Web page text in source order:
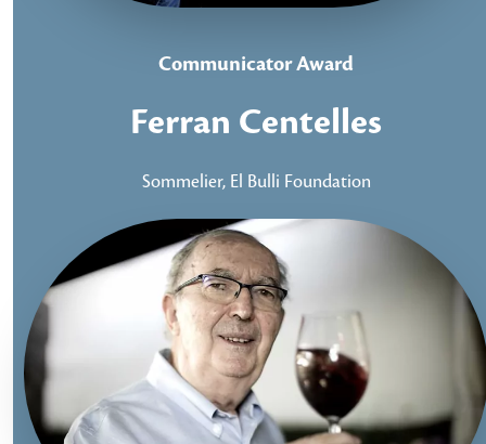
Communicator Award
Ferran Centelles
Sommelier, El Bulli Foundation